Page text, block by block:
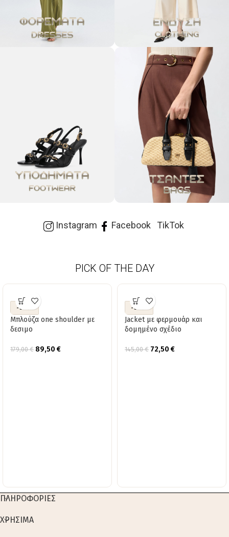
Instagram Facebook TikTok
PICK OF THE DAY
-50%
Μπλούζα one shoulder με
δεσιμο
179,00€ 89,50 €
-50%
Jacket με φερμουάρ και
δομημένο σχέδιο
145,00€ 72,50 €
ΠΛΗΡΟΦΟΡΙΕΣ
ΧΡΗΣΙΜΑ